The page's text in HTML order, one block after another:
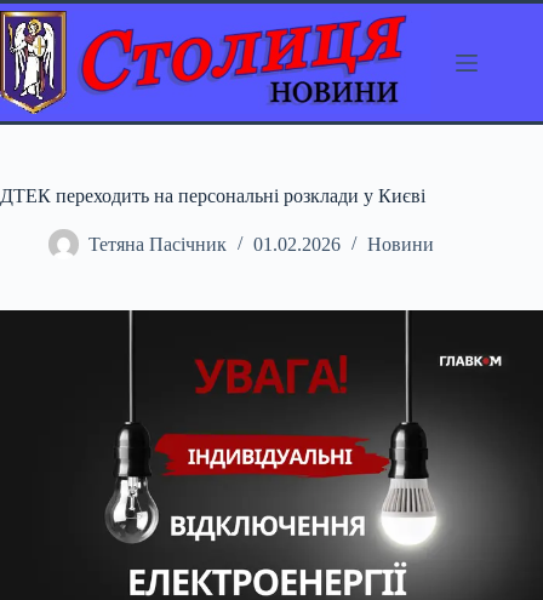
Перейти
до
вмісту
ДТЕК переходить на персональні розклади у Києві
Тетяна Пасічник 01.02.2026 Новини